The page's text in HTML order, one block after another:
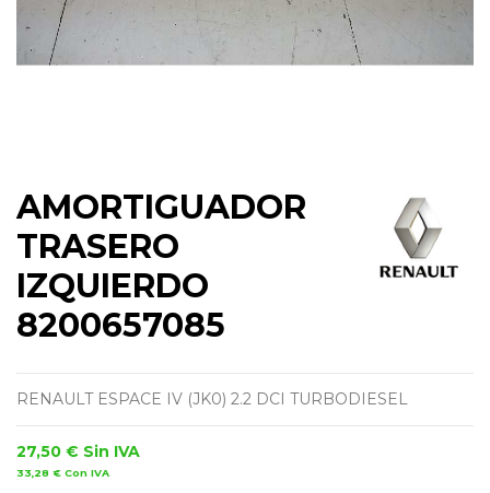
AMORTIGUADOR
TRASERO
IZQUIERDO
8200657085
RENAULT ESPACE IV (JK0) 2.2 DCI TURBODIESEL
27,50 € Sin IVA
33,28 € Con IVA